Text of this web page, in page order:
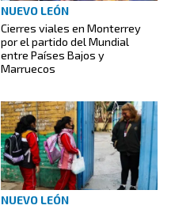
NUEVO LEÓN
Cierres viales en Monterrey
por el partido del Mundial
entre Países Bajos y
Marruecos
NUEVO LEÓN